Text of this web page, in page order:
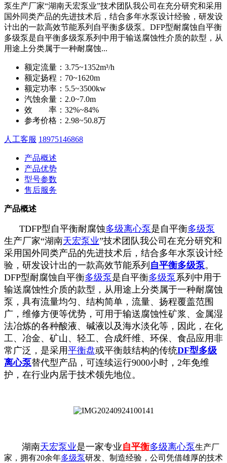
泵生产厂家“湖南天宏泵业”技术团队我公司在充分研究和采用
国外同类产品的先进技术后，结合多年水泵设计经验，研发设
计出的一款高效节能系列自平衡多级泵。DFP型耐腐蚀自平衡
多级泵是自平衡多级泵系列中用于输送腐蚀性介质的款型，从
用途上分类属于一种耐腐蚀...
额定流量： 3.75~1352m³/h
额定扬程： 70~1620m
额定功率： 5.5~3500kw
汽蚀余量： 2.0~7.0m
效 率： 32%~84%
参考价格： 2.98~50.8万
人工客服 18975146868
产品概述
产品优势
型号参数
售后服务
产品概述
TDFP型自平衡耐腐蚀多级离心泵是自平衡多级泵
生产厂家“湖南天宏泵业”技术团队我公司在充分研究和
采用国外同类产品的先进技术后，结合多年水泵设计经
验，研发设计出的一款高效节能系列 自平衡多级泵。
DFP型耐腐蚀自平衡多级泵是自平衡多级泵系列中用于
输送腐蚀性介质的款型，从用途上分类属于一种耐腐蚀
泵，具有流量均匀、结构简单，流量、扬程覆盖范围
广，维修方便等优势，可用于输送腐蚀性矿浆、金属湿
法冶炼的各种酸液、碱液以及海水淡化等，因此，在化
工、冶金、矿山、轻工、合成纤维、环保、食品应用非
常广泛，是采用平衡盘或平衡鼓结构的传统DF型多级
离心泵替代型产品，可连续运行9000小时，2年免维
护，在行业内居于技术领先地位。
湖南天宏泵业是一家专业自平衡多级离心泵生产厂
家，拥有20余年多级泵研发、制造经验，公司凭借雄厚的技术